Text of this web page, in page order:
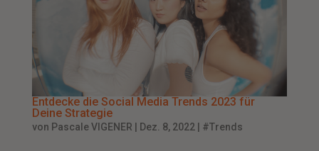
Entdecke die Social Media Trends 2023 für
Deine Strategie
von Pascale VIGENER Dez. 8, 2022 #Trends